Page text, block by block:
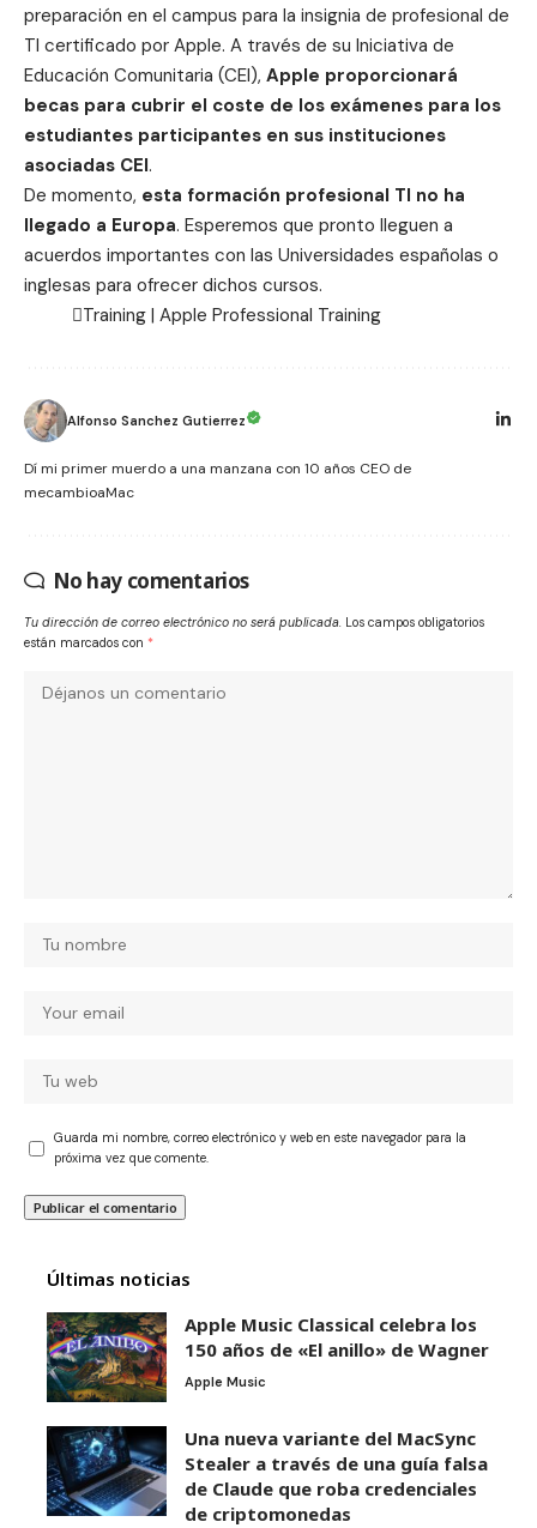
preparación en el campus para la insignia de profesional de
TI certificado por Apple. A través de su Iniciativa de
Educación Comunitaria (CEI), Apple proporcionará
becas para cubrir el coste de los exámenes para los
estudiantes participantes en sus instituciones
asociadas CEI.
De momento, esta formación profesional TI no ha
llegado a Europa. Esperemos que pronto lleguen a
acuerdos importantes con las Universidades españolas o
inglesas para ofrecer dichos cursos.
Training | Apple Professional Training
Alfonso Sanchez Gutierrez
Dí mi primer muerdo a una manzana con 10 años CEO de
mecambioaMac
No hay comentarios
Tu dirección de correo electrónico no será publicada. Los campos obligatorios
están marcados con *
Guarda mi nombre, correo electrónico y web en este navegador para la
próxima vez que comente.
Últimas noticias
Apple Music Classical celebra los
150 años de «El anillo» de Wagner
Apple Music
Una nueva variante del MacSync
Stealer a través de una guía falsa
de Claude que roba credenciales
de criptomonedas